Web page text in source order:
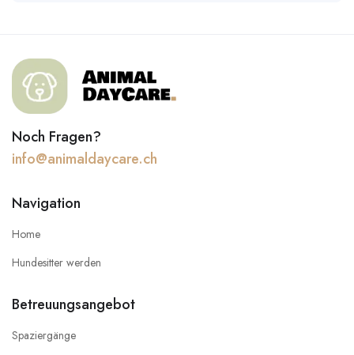
Noch Fragen?
info@animaldaycare.ch
Navigation
Home
Hundesitter werden
Betreuungsangebot
Spaziergänge